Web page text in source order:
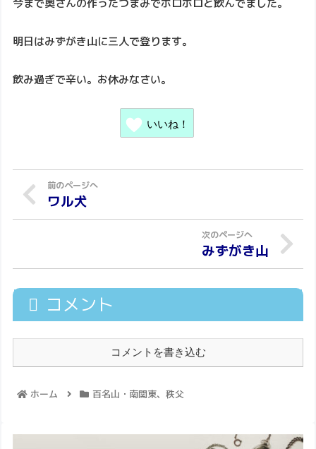
今まで奥さんの作ったつまみでホロホロと飲んでました。
明日はみずがき山に三人で登ります。
飲み過ぎで辛い。お休みなさい。
いいね！
ワル犬
みずがき山
コメント
コメントを書き込む
ホーム 百名山・南関東、秩父